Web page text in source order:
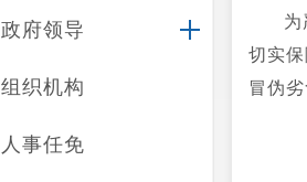
政府领导
组织机构
人事任免
为
切实
冒伪